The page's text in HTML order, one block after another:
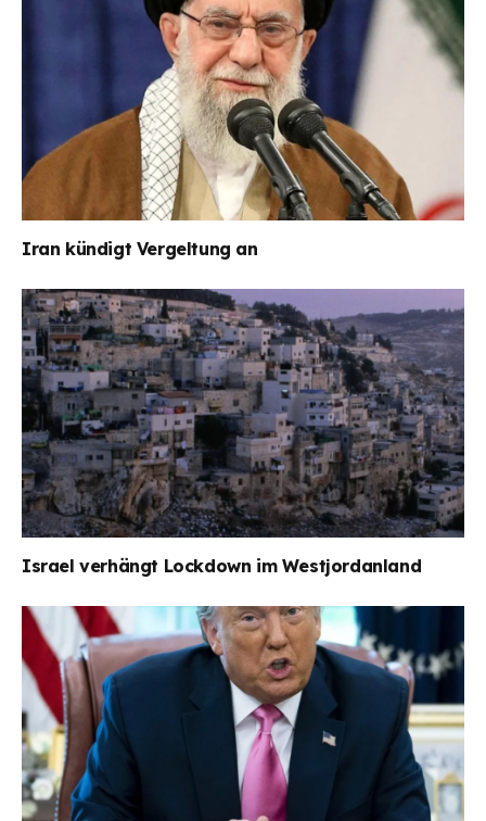
Iran kündigt Vergeltung an
Israel verhängt Lockdown im Westjordanland